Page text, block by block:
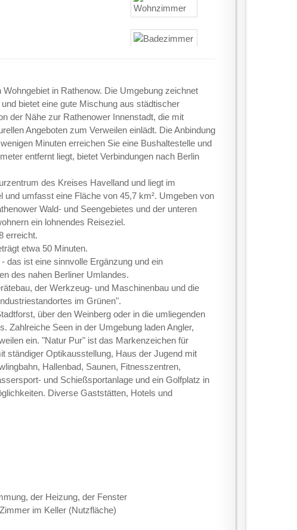
in Rathenow. Die Umgebung zeichnet
bietet eine gute Mischung aus städtischer
der Nähe zur Rathenower Innenstadt, die mit
Angeboten zum Verweilen einlädt. Die Anbindung
Minuten erreichen Sie eine Bushaltestelle und
entfernt liegt, bietet Verbindungen nach Berlin
des Kreises Havelland und liegt im
umfasst eine Fläche von 45,7 km². Umgeben von
Wald- und Seengebietes und der unteren
ein lohnendes Reiseziel.
erreicht.
etwa 50 Minuten.
das ist eine sinnvolle Ergänzung und ein
des nahen Berliner Umlandes.
der Werkzeug- und Maschinenbau und die
im Grünen".
über den Weinberg oder in die umliegenden
Zahlreiche Seen in der Umgebung laden Angler,
ein. "Natur Pur" ist das Markenzeichen für
ständiger Optikausstellung, Haus der Jugend mit
Hallenbad, Saunen, Fitnesszentren,
und Schießsportanlage und ein Golfplatz in
Diverse Gaststätten, Hotels und
der Heizung, der Fenster
im Keller (Nutzfläche)